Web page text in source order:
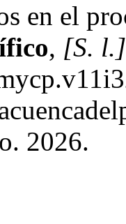
en el
, [S. l.]
2026.